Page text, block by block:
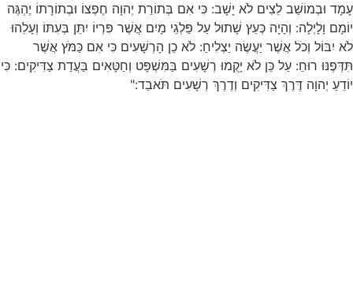
עָמָד וּבְמוֹשַׁב לֵצִים לֹא יָשָׁב: כִּי אִם בְּתוֹרַת יְהוָה חֶפְצוֹ וּבְתוֹרָתוֹ יֶהְגֶּה
יוֹמָם וָלָיְלָה: וְהָיָה כְּעֵץ שָׁתוּל עַל פַּלְגֵי מָיִם אֲשֶׁר פִּרְיוֹ יִתֵּן בְּעִתּוֹ וְעָלֵהוּ
לֹא יִבּוֹל וְכֹל אֲשֶׁר יַעֲשֶׂה יַצְלִיחַ: לֹא כֵן הָרְשָׁעִים כִּי אִם כַּמֹּץ אֲשֶׁר
תִּדְּפֶנּוּ רוּחַ: עַל כֵּן לֹא יָקֻמוּ רְשָׁעִים בַּמִּשְׁפָּט וְחַטָּאִים בַּעֲדַת צַדִּיקִים: כִּי
יוֹדֵעַ יְהוָה דֶּרֶךְ צַדִּיקִים וְדֶרֶךְ רְשָׁעִים תֹּאבֵד:"